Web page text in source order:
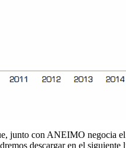
junto con ANEIMO negocia
descargar en el siguiente